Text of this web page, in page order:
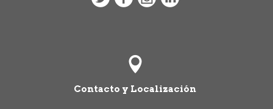
Contacto y Localización